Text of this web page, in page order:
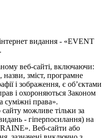
видання - «EVENT
веб-сайті, включаючи:
зміст, програмне
і зображення, є об’єктами
і охороняються Законом
суміжні права».
можливе тільки за
- гіперпосилання) на
Веб-сайти або